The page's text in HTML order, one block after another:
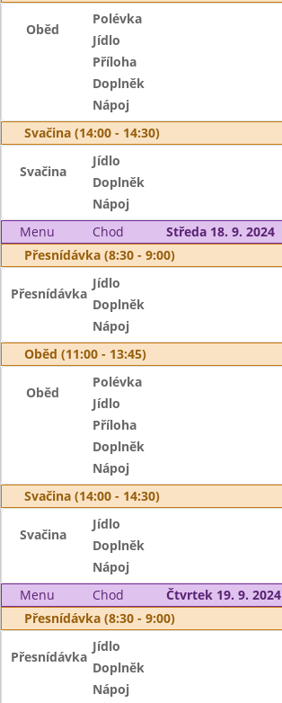
Oběd
Polévka
Jídlo
Příloha
Doplněk
Nápoj
Svačina (14:00 - 14:30)
Svačina
Jídlo
Doplněk
Nápoj
Menu
Chod
Středa 18. 9. 2024
Přesnídávka (8:30 - 9:00)
Přesnídávka
Jídlo
Doplněk
Nápoj
Oběd (11:00 - 13:45)
Oběd
Polévka
Jídlo
Příloha
Doplněk
Nápoj
Svačina (14:00 - 14:30)
Svačina
Jídlo
Doplněk
Nápoj
Menu
Chod
Čtvrtek 19. 9. 2024
Přesnídávka (8:30 - 9:00)
Přesnídávka
Jídlo
Doplněk
Nápoj